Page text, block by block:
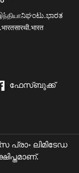
ನಿಘಂಟು.ಭಾರತ
सारथी.भारत
ഫേസ്ബുക്ക്
ലിമിടേഡ